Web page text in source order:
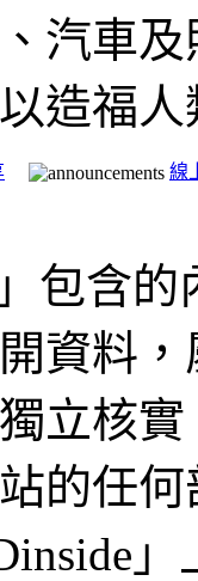
汽車
造福
線
包含
資料
立核
的任